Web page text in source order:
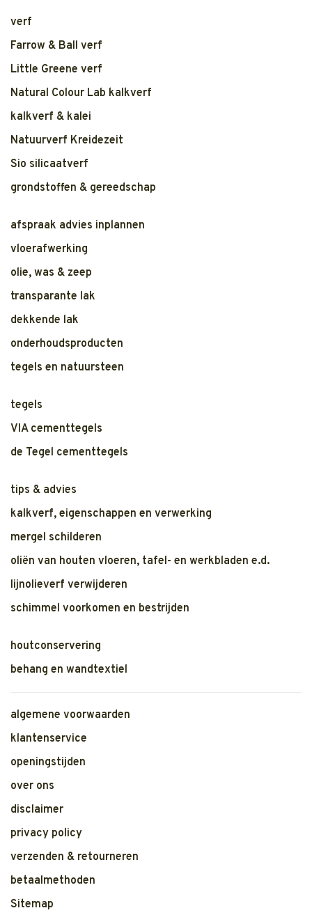
verf
Farrow & Ball verf
Little Greene verf
Natural Colour Lab kalkverf
kalkverf & kalei
Natuurverf Kreidezeit
Sio silicaatverf
grondstoffen & gereedschap
afspraak advies inplannen
vloerafwerking
olie, was & zeep
transparante lak
dekkende lak
onderhoudsproducten
tegels en natuursteen
tegels
VIA cementtegels
de Tegel cementtegels
tips & advies
kalkverf, eigenschappen en verwerking
mergel schilderen
oliën van houten vloeren, tafel- en werkbladen e.d.
lijnolieverf verwijderen
schimmel voorkomen en bestrijden
houtconservering
behang en wandtextiel
algemene voorwaarden
klantenservice
openingstijden
over ons
disclaimer
privacy policy
verzenden & retourneren
betaalmethoden
Sitemap